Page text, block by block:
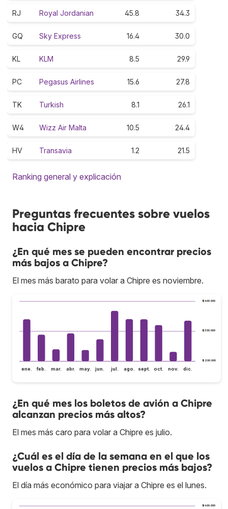
RJ Royal Jordanian 45.8 34.3
GQ Sky Express 16.4 30.0
KL KLM 8.5 29.9
PC Pegasus Airlines 15.6 27.8
TK Turkish 8.1 26.1
W4 Wizz Air Malta 10.5 24.4
HV Transavia 1.2 21.5
Ranking general y explicación
Preguntas frecuentes sobre vuelos
hacia Chipre
¿En qué mes se pueden encontrar precios
más bajos a Chipre?
El mes más barato para volar a Chipre es noviembre.
$200.000
$300.000
$400.000
ene. feb. mar. abr. may. jun. jul. ago. sept. oct. nov. dic.
¿En qué mes los boletos de avión a Chipre
alcanzan precios más altos?
El mes más caro para volar a Chipre es julio.
¿Cuál es el día de la semana en el que los
vuelos a Chipre tienen precios más bajos?
El día más económico para viajar a Chipre es el lunes.
$400.000